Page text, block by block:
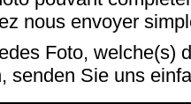
nous envoyer
Foto, welche(s)
senden Sie uns